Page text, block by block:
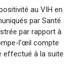
au VIH en
par Santé
par rapport à
l’œil compte
effectué à la suite